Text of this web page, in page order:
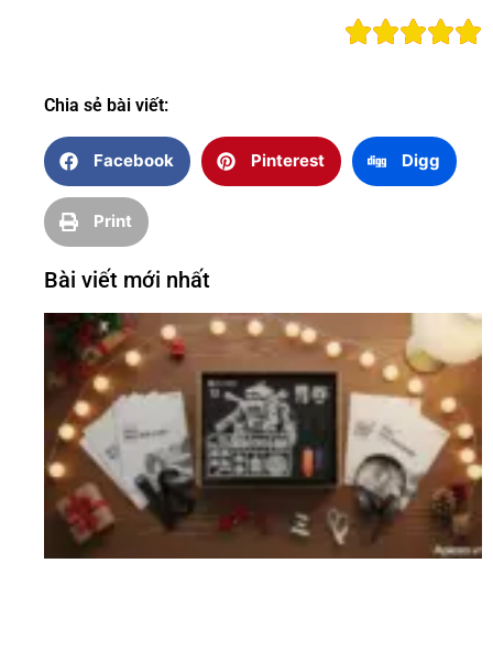
Chia sẻ bài viết:
Facebook Pinterest Digg
Print
Bài viết mới nhất